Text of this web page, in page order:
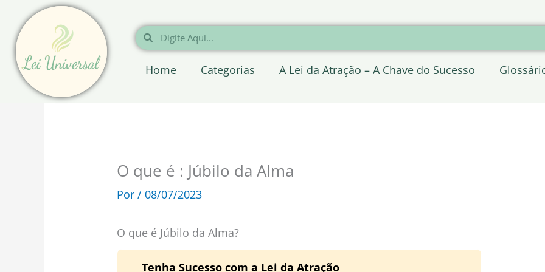
para
conteúdo
Pesquisar
Pesquisar
Home Categorias A Lei da Atração – A Chave do Sucesso
O que é : Júbilo da Alma
Por/ 08/07/2023
O que é Júbilo da Alma?
Tenha Sucesso com a Lei da Atração